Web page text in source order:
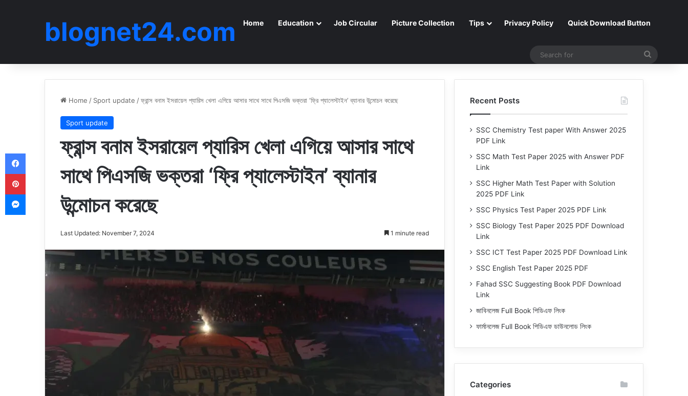
blognet24.com Home Education Job Circular Picture Collection Tips Privacy Policy Quick Download Button
Home / Sport update /ফ্রান্স বনাম ইসরায়েল প্যারিস খেলা এগিয়ে আসার সাথে সাথে পিএসজি ভক্তরা ‘ফ্রি প্যালেস্টাইন’ ব্যানার উন্মোচন করেছে
Sport update
ফ্রান্স বনাম ইসরায়েল প্যারিস খেলা এগিয়ে আসার সাথে
সাথে পিএসজি ভক্তরা ‘ফ্রি প্যালেস্টাইন’ ব্যানার
উন্মোচন করেছে
Last Updated: November 7, 2024 1 minute read
Recent Posts
SSC Chemistry Test paper With Answer 2025
PDF Link
SSC Math Test Paper 2025 with Answer PDF
Link
SSC Higher Math Test Paper with Solution
2025 PDF Link
SSC Physics Test Paper 2025 PDF Link
SSC Biology Test Paper 2025 PDF Download
Link
SSC ICT Test Paper 2025 PDF Download Link
SSC English Test Paper 2025 PDF
Fahad SSC Suggesting Book PDF Download
Link
জাবিনলেজ Full Book পিডিএফ লিংক
ফার্মানলেজ Full Book পিডিএফ ডাউনলোড লিংক
Categories
Facebook
Pinterest
Messenger